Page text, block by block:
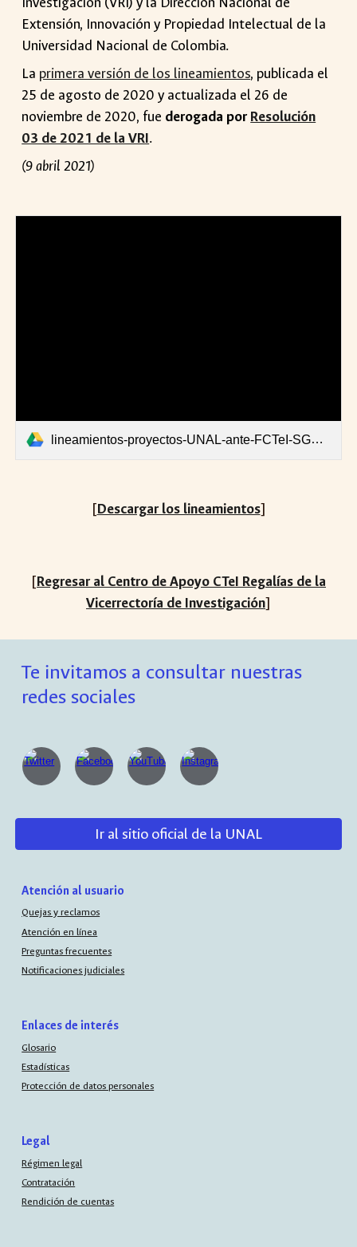
Extensión, Innovación y Propiedad Intelectual de la
Universidad Nacional de Colombia.
La primera versión de los lineamientos, publicada el
25 de agosto de 2020 y actualizada el 26 de
noviembre de 2020, fue derogada porResolución
03 de 2021 de la VRI.
(9 abril 2021)
lineamientos-proyectos-UNAL-ante-FCTeI-SGR-2021.pdf
[Descargar los lineamientos]
[Regresar al Centro de Apoyo CTeI Regalías de la
Vicerrectoría de Investigación]
Te invitamos a consultar nuestras
redes sociales
Ir al sitio oficial de la UNAL
Atención al usuario
Quejas y reclamos
Atención en línea
Preguntas frecuentes
Notificaciones judiciales
Enlaces de interés
Glosario
Estadísticas
Protección de datos personales
Legal
Régimen legal
Contratación
Rendición de cuentas